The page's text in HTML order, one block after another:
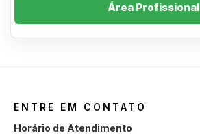
Área Profissional
ENTRE EM CONTATO
Horário de Atendimento